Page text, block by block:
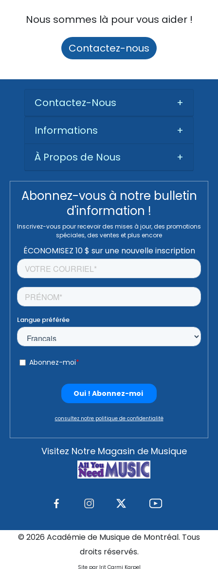
Nous sommes là pour vous aider !
Contactez-nous
Contactez-Nous +
Informations
+
À Propos de Nous
+
Abonnez-vous à notre bulletin
d'information !
Inscrivez-vous pour recevoir des mises à jour, des promotions
spéciales, des ventes et plus encore
consultez notre politique de confidentialité
Visitez Notre Magasin de Musique
© 2026 Académie de Musique de Montréal. Tous
droits réservés.
Site par Irit Carmi Karpel